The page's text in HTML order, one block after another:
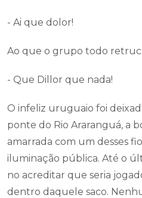
- Ai que dolor!
Ao que o grupo todo
- Que Dillor que nada!
O infeliz uruguaio foi
ponte do Rio Araranguá, a
amarrada com um desses
iluminação pública. Até o
no acreditar que seria
dentro daquele saco.